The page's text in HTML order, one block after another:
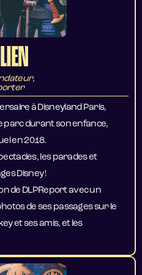
à Disneyland Paris,
parc durant son enfance,
en 2018.
les parades et
Disney !
de DLPReport avec un
de ses passages sur le
et ses amis, et les